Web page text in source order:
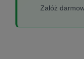
Załóż